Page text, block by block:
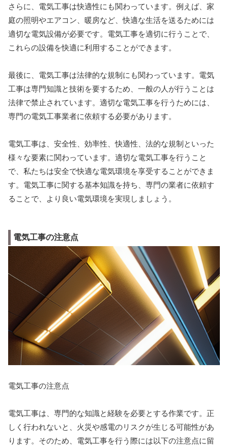
さらに、電気工事は快適性にも関わっています。例えば、家
庭の照明やエアコン、暖房など、快適な生活を送るためには
適切な電気設備が必要です。電気工事を適切に行うことで、
これらの設備を快適に利用することができます。
最後に、電気工事は法律的な規制にも関わっています。電気
工事は専門知識と技術を要するため、一般の人が行うことは
法律で禁止されています。適切な電気工事を行うためには、
専門の電気工事業者に依頼する必要があります。
電気工事は、安全性、効率性、快適性、法的な規制といった
様々な要素に関わっています。適切な電気工事を行うこと
で、私たちは安全で快適な電気環境を享受することができま
す。電気工事に関する基本知識を持ち、専門の業者に依頼す
ることで、より良い電気環境を実現しましょう。
電気工事の注意点
電気工事の注意点
電気工事は、専門的な知識と経験を必要とする作業です。正
しく行われないと、火災や感電のリスクが生じる可能性があ
ります。そのため、電気工事を行う際には以下の注意点に留